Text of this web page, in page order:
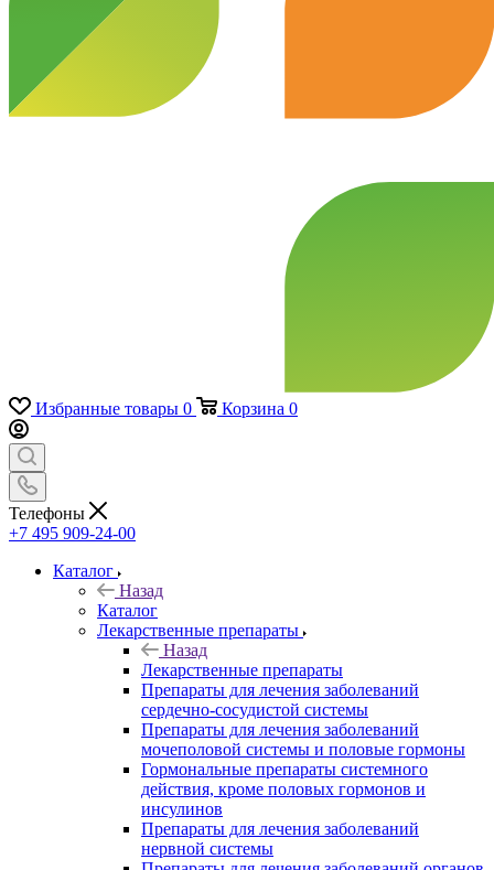
Избранные товары 0 Корзина 0
Телефоны
+7 495 909-24-00
Каталог
Назад
Каталог
Лекарственные препараты
Назад
Лекарственные препараты
Препараты для лечения заболеваний
сердечно-сосудистой системы
Препараты для лечения заболеваний
мочеполовой системы и половые гормоны
Гормональные препараты системного
действия, кроме половых гормонов и
инсулинов
Препараты для лечения заболеваний
нервной системы